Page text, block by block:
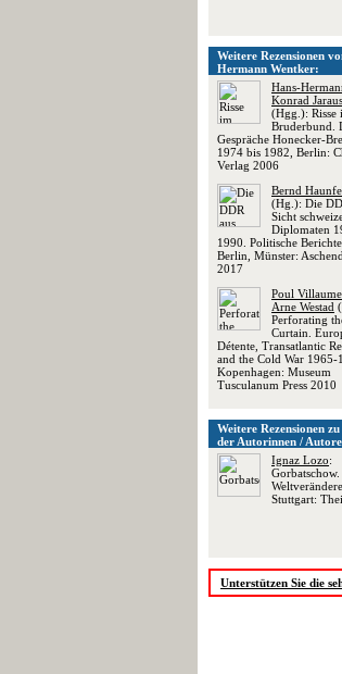
Weitere Rezensionen
Hermann Wentker:
Hans-
Konrad
(Hgg.): Risse
Bruderbund.
Gespräche Honecker-
1974 bis 1982, Berlin:
Verlag 2006
Bernd
(Hg.): Die
Sicht
Diplomaten
1990. Politische
Berlin, Münster:
2017
Poul Villaume
Arne Westad
Perforating
Curtain.
Détente, Transatlantic
and the Cold War 1965-
Kopenhagen: Museum
Tusculanum Press 2010
Weitere Rezensionen
der Autorinnen /
Ignaz Lozo:
Stuttgart:
Unterstützen Sie die